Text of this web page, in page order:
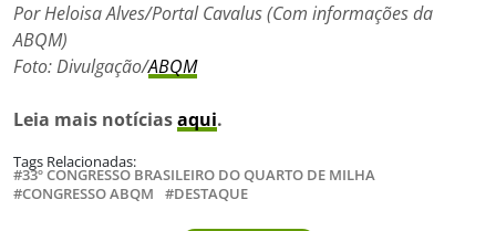
Por Heloisa Alves/Portal Cavalus (Com informações da
ABQM)
Foto: Divulgação/ABQM
Leia mais notíciasaqui.
Tags Relacionadas:
33º CONGRESSO BRASILEIRO DO QUARTO DE MILHA
CONGRESSO ABQM
DESTAQUE